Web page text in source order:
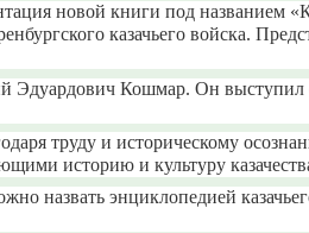
новой книги под названием
казачьего войска.
Эдуардович Кошмар. Он
труду и историческому
историю и культуру
назвать энциклопедией